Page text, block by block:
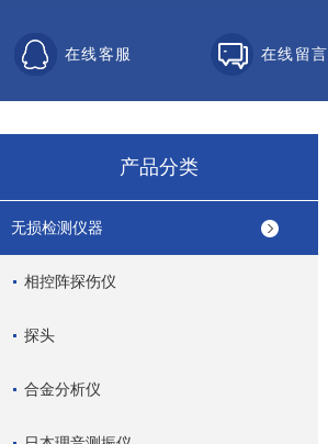
在线客服 在线留言
产品分类
无损检测仪器
相控阵探伤仪
探头
合金分析仪